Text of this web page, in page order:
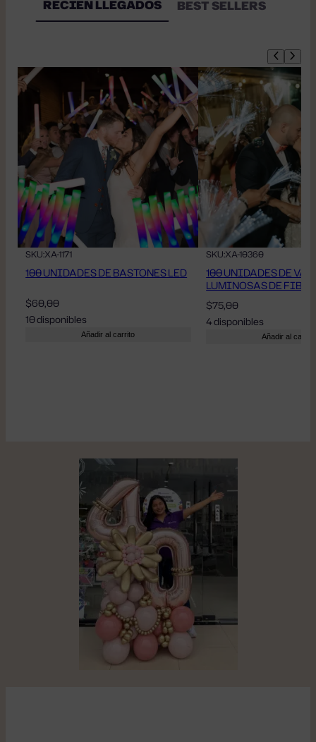
RECIEN LLEGADOS BEST SELLERS
SKU:XA-1171
100 UNIDADES DE BASTONES LED
$60,00
10 disponibles
Añadir al carrito
SKU:XA-10360
100 UNIDADES DE
LUMINOSAS DE
$75,00
4 disponibles
Añadir al carrito